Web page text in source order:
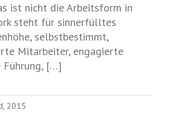
ist nicht die Arbeitsform in
steht für sinnerfülltes
selbstbestimmt,
Mitarbeiter, engagierte
Führung, […]
2015